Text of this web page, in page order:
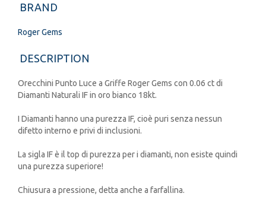
BRAND
Roger Gems
DESCRIPTION
Orecchini Punto Luce a Griffe Roger Gems con 0.06 ct di
Diamanti Naturali IF in oro bianco 18kt.
I Diamanti hanno una purezza IF, cioè puri senza nessun
difetto interno e privi di inclusioni.
La sigla IF è il top di purezza per i diamanti, non esiste quindi
una purezza superiore!
Chiusura a pressione, detta anche a farfallina.